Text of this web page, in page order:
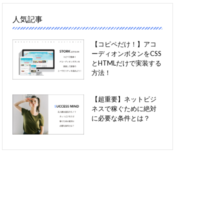
人気記事
【コピペだけ！】アコ
ーディオンボタンをCSS
とHTMLだけで実装する
方法！
【超重要】ネットビジ
ネスで稼ぐために絶対
に必要な条件とは？